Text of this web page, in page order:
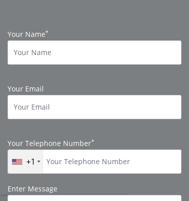
Your Name*
Your Email
Your Telephone Number*
+1
Enter Message